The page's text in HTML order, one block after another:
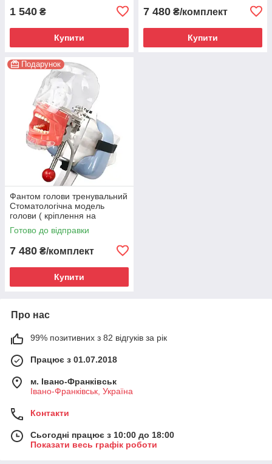
1 540 ₴
Купити
7 480 ₴/комплект
Купити
Подарунок
Фантом голови тренувальний
Стоматологічна модель
голови ( кріплення на
підголовник установки)
Готово до відправки
7 480 ₴/комплект
Купити
Про нас
99% позитивних з 82 відгуків за рік
Працює з 01.07.2018
м. Івано-Франківськ
Івано-Франківськ, Україна
Контакти
Сьогодні працює з 10:00 до 18:00
Показати весь графік роботи